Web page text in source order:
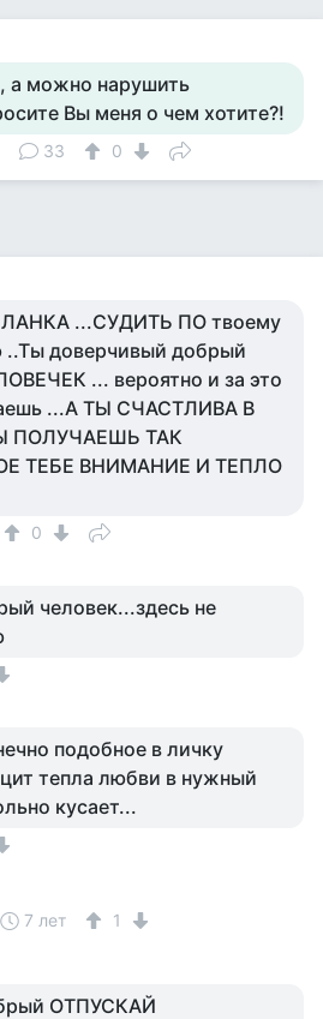
а можно нарушить
Вы меня о чем хотите?!
33 0
...СУДИТЬ ПО твоему
доверчивый добрый
... вероятно и за это
...А ТЫ СЧАСТЛИВА В
ПОЛУЧАЕШЬ ТАК
ТЕБЕ ВНИМАНИЕ И ТЕПЛО
0
человек...здесь не
подобное в личку
тепла любви в нужный
кусает...
7 лет 1
ОТПУСКАЙ